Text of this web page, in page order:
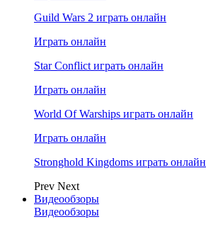
Guild Wars 2 играть онлайн
Играть онлайн
Star Conflict играть онлайн
Играть онлайн
World Of Warships играть онлайн
Играть онлайн
Stronghold Kingdoms играть онлайн
Prev Next
Видеообзоры
Видеообзоры